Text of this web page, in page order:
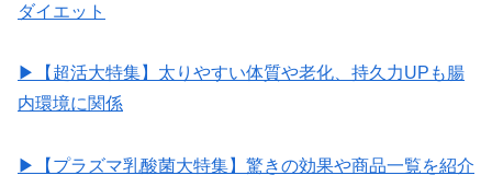
ダイエット
▶︎【超活大特集】太りやすい体質や老化、持久力UPも腸
内環境に関係
▶︎【プラズマ乳酸菌大特集】驚きの効果や商品一覧を紹介